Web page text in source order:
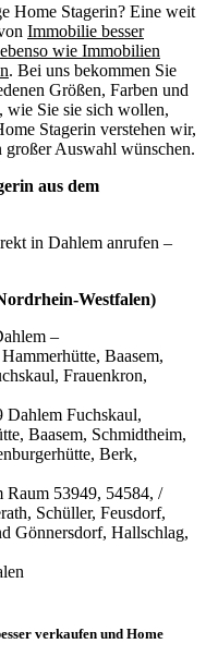
Home Stagerin? Eine weit
Immobilie besser
wie Immobilien
. Bei uns bekommen Sie
Größen, Farben und
wie Sie sie sich wollen,
Stagerin verstehen wir,
großer Auswahl wünschen.
aus dem
in Dahlem anrufen –
Westfalen)
–
Baasem,
Frauenkron,
Dahlem Fuchskaul,
Baasem, Schmidtheim,
Berk,
53949, 54584, /
Schüller, Feusdorf,
Gönnersdorf, Hallschlag,
verkaufen und Home